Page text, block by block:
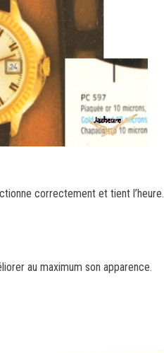
correctement et tient l’heure.
au maximum son apparence.